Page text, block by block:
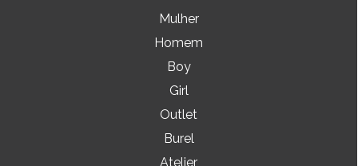
Mulher
Homem
Boy
Girl
Outlet
Burel
Atelier